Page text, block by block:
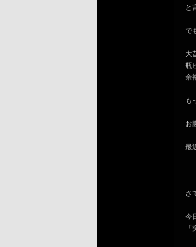
と
で
大
瓶
余
も
お
最
さ
今